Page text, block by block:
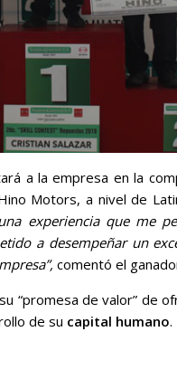
a la empresa en la
Motors, a nivel de
experiencia que me
a desempeñar un
comentó el
“promesa de valor” de
de su capital humano.